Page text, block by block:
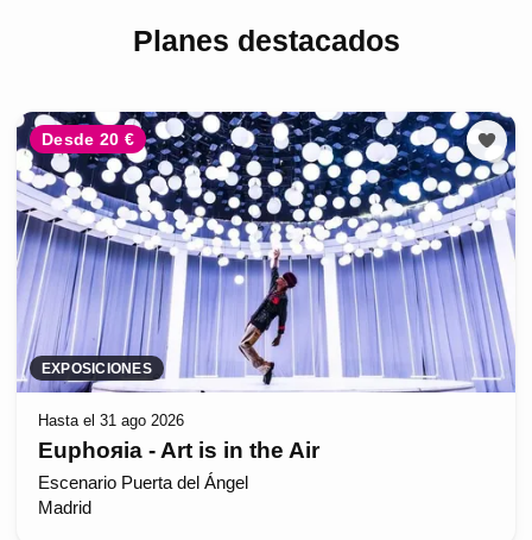
Planes destacados
Desde 20 €
EXPOSICIONES
Hasta el 31 ago 2026
Euphoяia - Art is in the Air
Escenario Puerta del Ángel
Madrid